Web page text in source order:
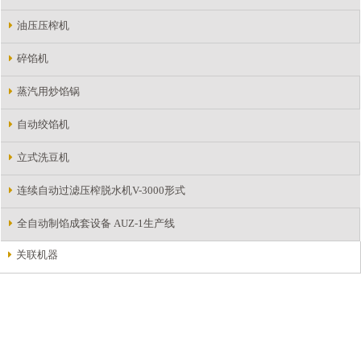
油压压榨机
碎馅机
蒸汽用炒馅锅
自动绞馅机
立式洗豆机
连续自动过滤压榨脱水机V-3000形式
全自动制馅成套设备 AUZ-1生产线
关联机器